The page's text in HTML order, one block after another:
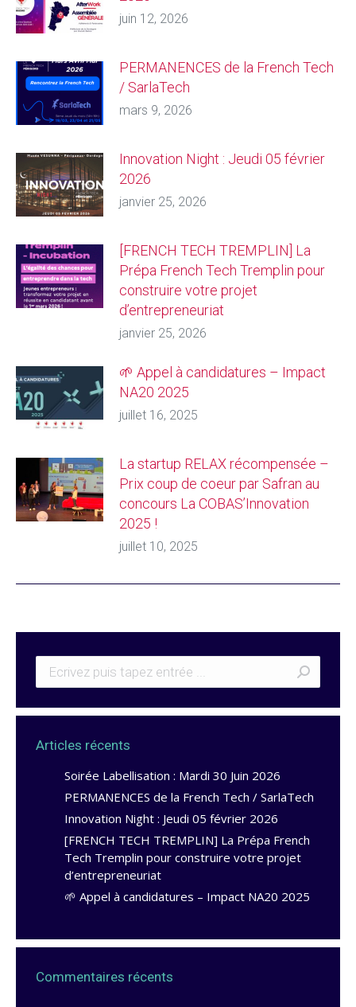
juin 12, 2026
PERMANENCES de la French Tech
/ SarlaTech
mars 9, 2026
Innovation Night : Jeudi 05 février
2026
janvier 25, 2026
[FRENCH TECH TREMPLIN] La
Prépa French Tech Tremplin pour
construire votre projet
d’entrepreneuriat
janvier 25, 2026
🌱 Appel à candidatures – Impact
NA20 2025
juillet 16, 2025
La startup RELAX récompensée –
Prix coup de coeur par Safran au
concours La COBAS’Innovation
2025 !
juillet 10, 2025
Articles récents
Soirée Labellisation : Mardi 30 Juin 2026
PERMANENCES de la French Tech / SarlaTech
Innovation Night : Jeudi 05 février 2026
[FRENCH TECH TREMPLIN] La Prépa French
Tech Tremplin pour construire votre projet
d’entrepreneuriat
🌱 Appel à candidatures – Impact NA20 2025
Commentaires récents